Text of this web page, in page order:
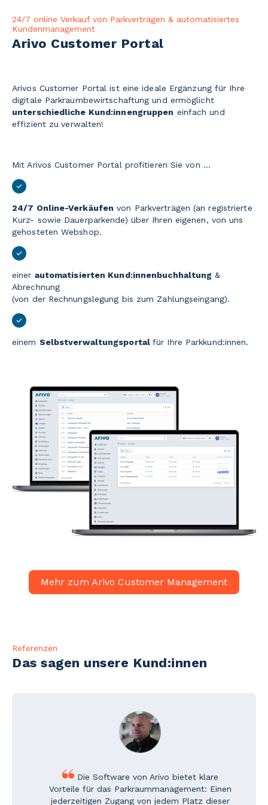
24/7 online Verkauf von Parkverträgen & automatisiertes
Kundenmanagement
Arivo Customer Portal
Arivos Customer Portal ist eine ideale Ergänzung für Ihre
digitale Parkraumbewirtschaftung und ermöglicht
unterschiedliche Kund:innengruppen einfach und
effizient zu verwalten!
Mit Arivos Customer Portal profitieren Sie von ...
24/7 Online-Verkäufen von Parkverträgen (an registrierte
Kurz- sowie Dauerparkende) über Ihren eigenen, von uns
gehosteten Webshop.
einer automatisierten Kund:innenbuchhaltung &
Abrechnung
(von der Rechnungslegung bis zum Zahlungseingang).
einem Selbstverwaltungsportalfür Ihre Parkkund:innen.
Mehr zum Arivo Customer Management
Referenzen
Das sagen unsere Kund:innen
Die Software von Arivo bietet klare
Vorteile für das Parkraummanagement: Einen
jederzeitigen Zugang von jedem Platz dieser